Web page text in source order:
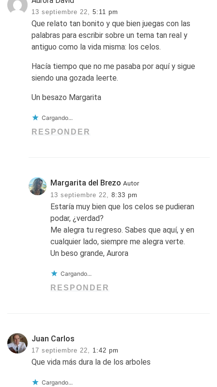
13 septiembre 22, 5:11 pm
Que relato tan bonito y que bien juegas con las
palabras para escribir sobre un tema tan real y
antiguo como la vida misma: los celos.
Hacía tiempo que no me pasaba por aquí y sigue
siendo una gozada leerte.
Un besazo Margarita
Cargando...
RESPONDER
Margarita del Brezo Autor
13 septiembre 22,
8:33 pm
Estaría muy bien que los celos se pudieran
podar, ¿verdad?
Me alegra tu regreso. Sabes que aquí, y en
cualquier lado, siempre me alegra verte.
Un beso grande, Aurora
Cargando...
RESPONDER
Juan Carlos
17 septiembre 22, 1:42 pm
Que vida más dura la de los arboles
Cargando...